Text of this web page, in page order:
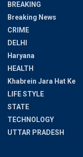
BREAKING
Breaking News
CRIME
DELHI
Haryana
HEALTH
Khabrein Jara Hat Ke
LIFE STYLE
STATE
TECHNOLOGY
UTTAR PRADESH